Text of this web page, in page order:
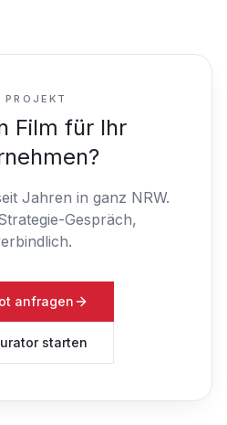
PROJEKT
Film für Ihr
Jahren in ganz NRW.
Gespräch,
anfragen
starten